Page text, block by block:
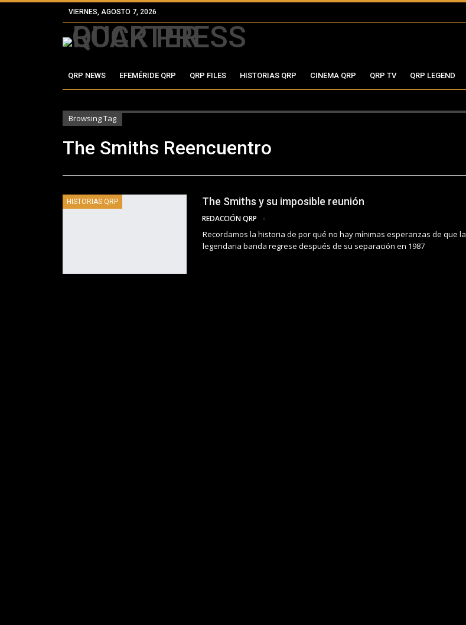
VIERNES, AGOSTO 7, 2026
QRP NEWS EFEMÉRIDE QRP QRP FILES HISTORIAS QRP CINEMA QRP QRP TV QRP LEGEND
Browsing Tag
The Smiths Reencuentro
HISTORIAS QRP The Smiths y su imposible reunión
REDACCIÓN QRP
Recordamos la historia de por qué no hay mínimas esperanzas de que la
legendaria banda regrese después de su separación en 1987